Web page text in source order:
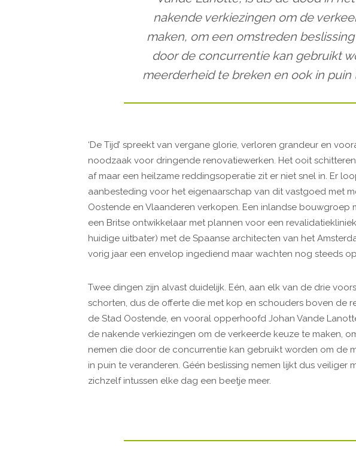
nakende verkiezingen om de
maken, om een omstreden
door de concurrentie kan gebruikt
meerderheid te breken en ook in puin
‘De Tijd’ spreekt van vergane glorie, verloren grandeur en
noodzaak voor dringende renovatiewerken. Het ooit
af maar een heilzame reddingsoperatie zit er niet snel in. Er
aanbesteding voor het eigenaarschap van dit vastgoed met
Oostende en Vlaanderen verkopen. Een inlandse bouwgroep
een Britse ontwikkelaar met plannen voor een
huidige uitbater) met de Spaanse architecten van het
vorig jaar een envelop ingediend maar wachten nog steeds
Twee dingen zijn alvast duidelijk. Eén, aan elk van de drie
schorten, dus de offerte die met kop en schouders boven de
de Stad Oostende, en vooral opperhoofd Johan Vande
de nakende verkiezingen om de verkeerde keuze te maken,
nemen die door de concurrentie kan gebruikt worden om de
in puin te veranderen. Géén beslissing nemen lijkt dus veiliger
zichzelf intussen elke dag een beetje meer.